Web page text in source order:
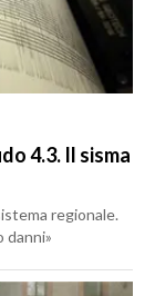
4.3. Il sisma
regionale.
danni»